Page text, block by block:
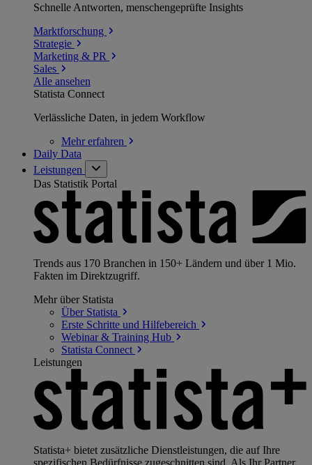
Schnelle Antworten, menschengeprüfte Insights
Marktforschung
Strategie
Marketing & PR
Sales
Alle ansehen
Statista Connect
Verlässliche Daten, in jedem Workflow
Mehrerfahren
Daily Data
Leistungen
Das Statistik Portal
Trends aus 170 Branchen in 150+ Ländern und über 1 Mio.
Fakten im Direktzugriff.
Mehr über Statista
Über Statista
Erste Schritte und Hilfebereich
Webinar & Training Hub
Statista Connect
Leistungen
Statista+ bietet zusätzliche Dienstleistungen, die auf Ihre
spezifischen Bedürfnisse zugeschnitten sind. Als Ihr Partner